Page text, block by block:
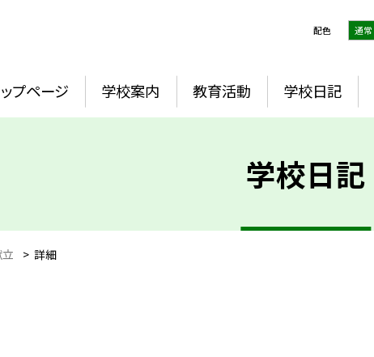
配色 通常
ップページ 学校案内 教育活動 学校日記
学校日記
> 詳細